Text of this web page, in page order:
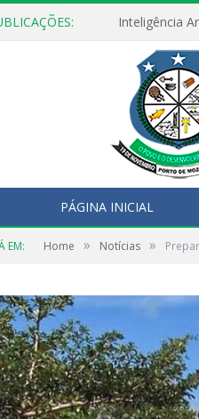
PÁGINA INICIAL
EM: Home » Notícias »